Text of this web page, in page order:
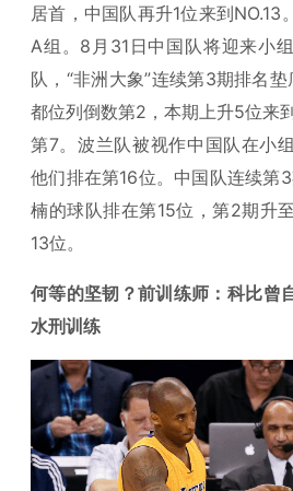
居首，中国队再升1位来到NO.13
A组。8月31日中国队将迎来小
队，“非洲大象”连续第3期排名
都位列倒数第2，本期上升5位来
第7。波兰队被视作中国队在小
他们排在第16位。中国队连续第
楠的球队排在第15位，第2期升
13位。
何等的坚韧？前训练师：科比曾
水刑训练